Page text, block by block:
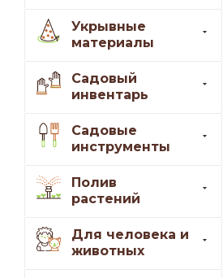
Укрывные
материалы
Садовый
инвентарь
Садовые
инструменты
Полив
растений
Для человека и
животных